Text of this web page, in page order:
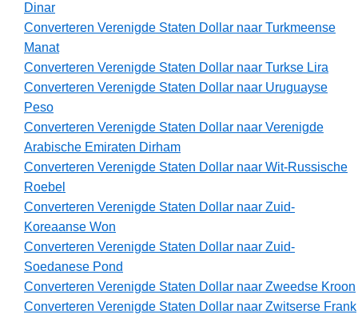
Dinar
Converteren Verenigde Staten Dollar naar Turkmeense
Manat
Converteren Verenigde Staten Dollar naar Turkse Lira
Converteren Verenigde Staten Dollar naar Uruguayse
Peso
Converteren Verenigde Staten Dollar naar Verenigde
Arabische Emiraten Dirham
Converteren Verenigde Staten Dollar naar Wit-Russische
Roebel
Converteren Verenigde Staten Dollar naar Zuid-
Koreaanse Won
Converteren Verenigde Staten Dollar naar Zuid-
Soedanese Pond
Converteren Verenigde Staten Dollar naar Zweedse Kroon
Converteren Verenigde Staten Dollar naar Zwitserse Frank